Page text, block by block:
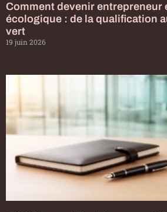
Comment devenir entrepreneur
écologique : de la qualification
vert
19 juin 2026